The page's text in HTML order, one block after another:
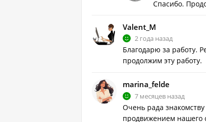
Спасибо.
Valent_M
2 года назад
Благодарю за работу.
продолжим эту работу.
marina_felde
7 месяцев назад
Очень рада
продвижением нашего